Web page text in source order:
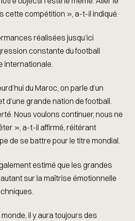
cette compétition », a-t-il indiqué.
réalisées jusqu’ici
constante du football
internationale.
du Maroc, on parle d’un
d’une grande nation de football.
Nous voulons continuer, nous ne
», a-t-il affirmé, réitérant
de se battre pour le titre mondial.
estimé que les grandes
sur la maîtrise émotionnelle
il y aura toujours des